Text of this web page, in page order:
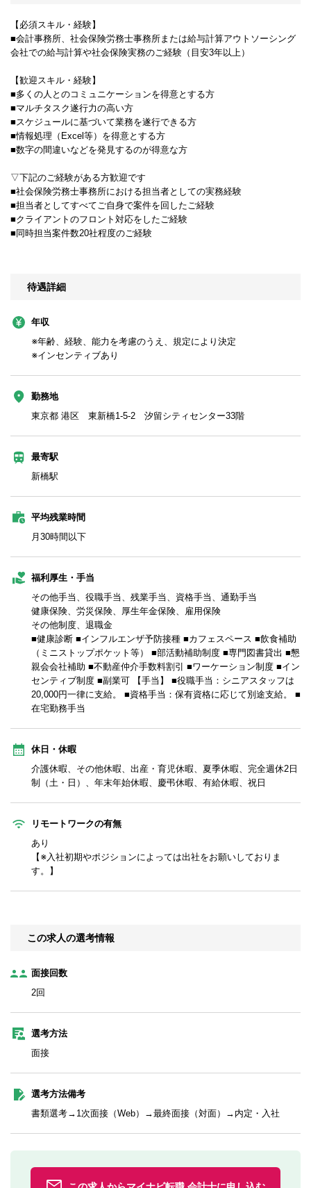
【必須スキル・経験】
■会計事務所、社会保険労務士事務所または給与計算アウトソーシング
会社での給与計算や社会保険実務のご経験（目安3年以上）
【歓迎スキル・経験】
■多くの人とのコミュニケーションを得意とする方
■マルチタスク遂行力の高い方
■スケジュールに基づいて業務を遂行できる方
■情報処理（Excel等）を得意とする方
■数字の間違いなどを発見するのが得意な方
▽下記のご経験がある方歓迎です
■社会保険労務士事務所における担当者としての実務経験
■担当者としてすべてご自身で案件を回したご経験
■クライアントのフロント対応をしたご経験
■同時担当案件数20社程度のご経験
待遇詳細
年収
※年齢、経験、能力を考慮のうえ、規定により決定
※インセンティブあり
勤務地
東京都 港区 東新橋1-5-2 汐留シティセンター33階
最寄駅
新橋駅
平均残業時間
月30時間以下
福利厚生・手当
その他手当、役職手当、残業手当、資格手当、通勤手当
健康保険、労災保険、厚生年金保険、雇用保険
その他制度、退職金
■健康診断 ■インフルエンザ予防接種 ■カフェスペース ■飲食補助
（ミニストップポケット等） ■部活動補助制度 ■専門図書貸出 ■懇
親会会社補助 ■不動産仲介手数料割引 ■ワーケーション制度 ■イン
センティブ制度 ■副業可 【手当】 ■役職手当：シニアスタッフは
20,000円一律に支給。 ■資格手当：保有資格に応じて別途支給。 ■
在宅勤務手当
休日・休暇
介護休暇、その他休暇、出産・育児休暇、夏季休暇、完全週休2日
制（土・日）、年末年始休暇、慶弔休暇、有給休暇、祝日
リモートワークの有無
あり
【※入社初期やポジションによっては出社をお願いしておりま
す。】
この求人の選考情報
面接回数
2回
選考方法
面接
選考方法備考
書類選考→1次面接（Web）→最終面接（対面）→内定・入社